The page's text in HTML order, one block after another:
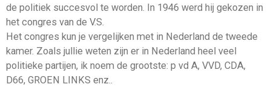
de politiek succesvol te worden. In 1946 werd hij gekozen in
het congres van de V.S.
Het congres kun je vergelijken met in Nederland de tweede
kamer. Zoals jullie weten zijn er in Nederland heel veel
politieke partijen, ik noem de grootste: p vd A, VVD, CDA,
D66, GROEN LINKS enz..